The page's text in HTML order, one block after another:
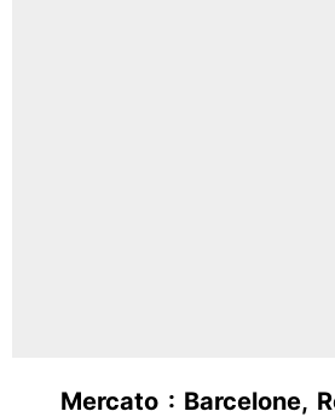
Mercato : Barcelone,